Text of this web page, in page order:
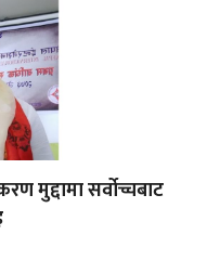
मुद्दामा सर्वोच्चबाट